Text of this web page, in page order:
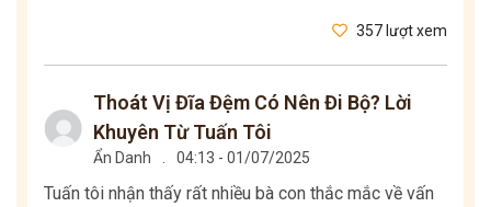
357 lượt xem
Thoát Vị Đĩa Đệm Có Nên Đi Bộ? Lời
Khuyên Từ Tuấn Tôi
Ẩn Danh 04:13 - 01/07/2025
Tuấn tôi nhận thấy rất nhiều bà con thắc mắc về vấn